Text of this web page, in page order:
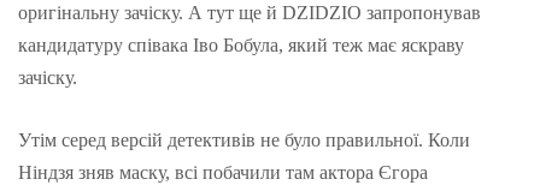
оригінальну зачіску. А тут ще й DZIDZIO запропонував
кандидатуру співака Іво Бобула, який теж має яскраву
зачіску.
Утім серед версій детективів не було правильної. Коли
Ніндзя зняв маску, всі побачили там актора Єгора